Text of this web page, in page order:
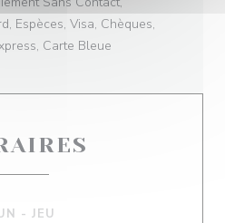
Espèces, Visa, Chèques,
Carte Bleue
-JEU